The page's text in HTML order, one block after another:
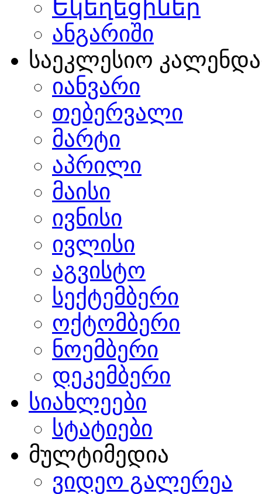
Եկեղեցիներ
ანგარიში
საეკლესიო
იანვარი
თებერვალი
მარტი
აპრილი
მაისი
ივნისი
ივლისი
აგვისტო
სექტემბერი
ოქტომბერი
ნოემბერი
დეკემბერი
სიახლეები
სტატიები
მულტიმედია
ვიდეო გალერეა